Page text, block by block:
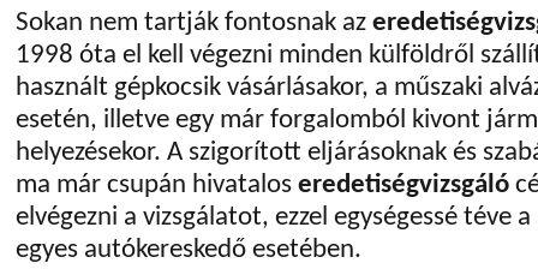
Sokan nem tartják fontosnak az
1998 óta el kell végezni minden külföldről
használt gépkocsik vásárlásakor, a műszaki
esetén, illetve egy már forgalomból kivont
helyezésekor. A szigorított eljárásoknak és
ma már csupán hivatalos eredetiségvizsgáló
elvégezni a vizsgálatot, ezzel egységessé téve
egyes autókereskedő esetében.